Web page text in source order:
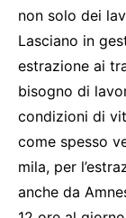
non solo dei
Lasciano in
estrazione ai
bisogno di
condizioni di
come spesso
mila, per
anche da